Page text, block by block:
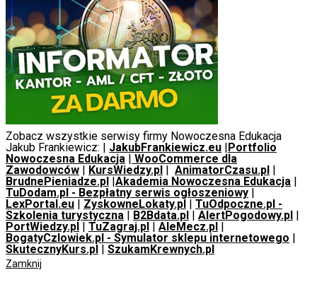
Zobacz wszystkie serwisy firmy Nowoczesna Edukacja
Jakub Frankiewicz: | JakubFrankiewicz.eu |Portfolio
Nowoczesna Edukacja | WooCommerce dla
Zawodowców | KursWiedzy.pl | AnimatorCzasu.pl |
BrudnePieniadze.pl |Akademia Nowoczesna Edukacja |
TuDodam.pl - Bezpłatny serwis ogłoszeniowy |
LexPortal.eu | ZyskowneLokaty.pl | TuOdpoczne.pl -
Szkolenia turystyczna | B2Bdata.pl | AlertPogodowy.pl |
PortWiedzy.pl | TuZagraj.pl | AleMecz.pl |
BogatyCzlowiek.pl - Symulator sklepu internetowego |
SkutecznyKurs.pl | SzukamKrewnych.pl
Zamknij